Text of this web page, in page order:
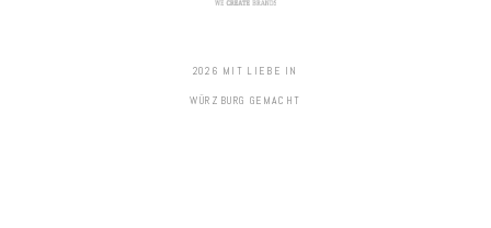
2026 MIT LIEBE IN
WÜRZBURG GEMACHT